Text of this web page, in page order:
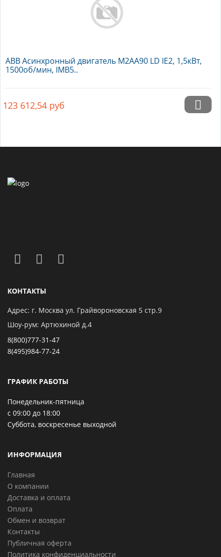
ABB Асинхронный двигатель M2AA90 LD IE2, 1,5кВт,
1500об/мин, IMB5..
123 612,54 руб
КОНТАКТЫ
Адрес: г. Москва ул. Грайвороновская 5 стр.9
Шоу-рум: Артюхиной д.4
8(800)777-31-47
8(495)984-77-24
ГРАФИК РАБОТЫ
Понедельник-пятница
с 09:00 до 18:00
Суббота, воскресенье выходной
ИНФОРМАЦИЯ
Главная
О компании
Доставка и оплата
Оплата
Обмен и возврат
Контакты
Публичная оферта
Политика конфиденциальности